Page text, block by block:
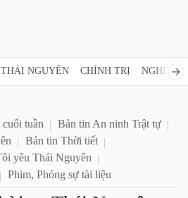
NGUYÊN CHÍNH TRỊ NGHỊ
tuần
Bản tin An ninh Trật tự
Bản tin Thời tiết
yêu Thái Nguyên
Phim, Phóng sự tài liệu